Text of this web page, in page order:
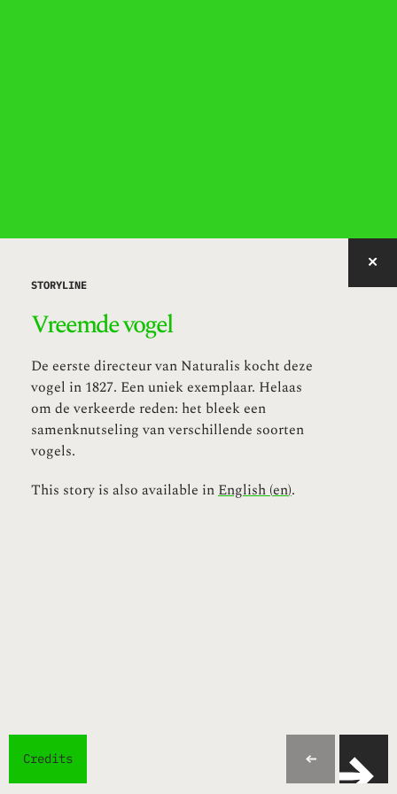
STORYLINE
Vreemde vogel
De eerste directeur van Naturalis kocht deze
vogel in 1827. Een uniek exemplaar. Helaas
om de verkeerde reden: het bleek een
samenknutseling van verschillende soorten
vogels.
This story is also available in English (en).
Credits